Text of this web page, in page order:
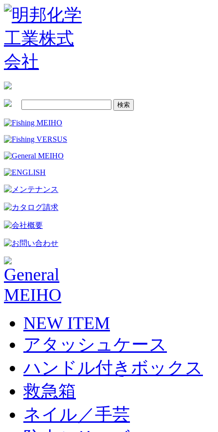
NEW ITEM
アタッシュケース
ハンドル付きボックス
救急箱
ネイル／手芸